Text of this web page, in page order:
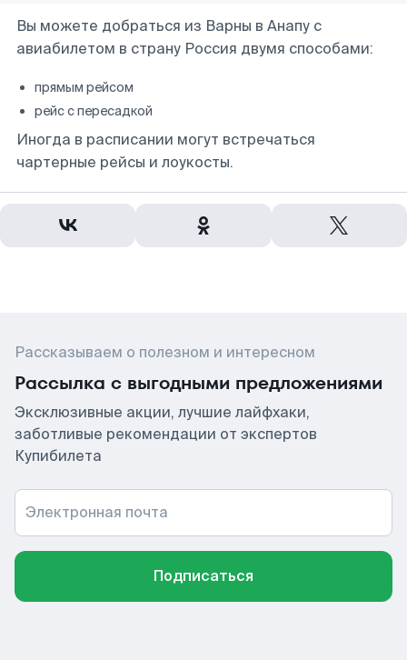
Вы можете добраться из Варны в Анапу с
авиабилетом в страну Россия двумя способами:
прямым рейсом
рейс с пересадкой
Иногда в расписании могут встречаться
чартерные рейсы и лоукосты.
Рассказываем о полезном и интересном
Рассылка с выгодными предложениями
Эксклюзивные акции, лучшие лайфхаки,
заботливые рекомендации от экспертов
Купибилета
Электронная почта
Подписаться